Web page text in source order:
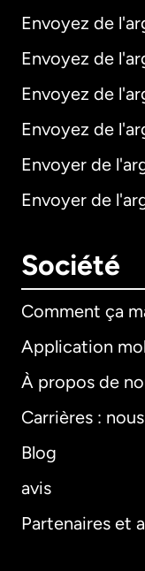
Envoyez de
Envoyez de
Envoyez de
Envoyez de
Envoyer de
Envoyer de
Société
Comment ça
Application
À propos de
Carrières :
Blog
avis
Partenaires et